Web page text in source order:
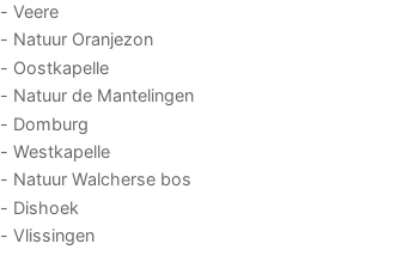
- Veere
- Natuur Oranjezon
- Oostkapelle
- Natuur de Mantelingen
- Domburg
- Westkapelle
- Natuur Walcherse bos
- Dishoek
- Vlissingen